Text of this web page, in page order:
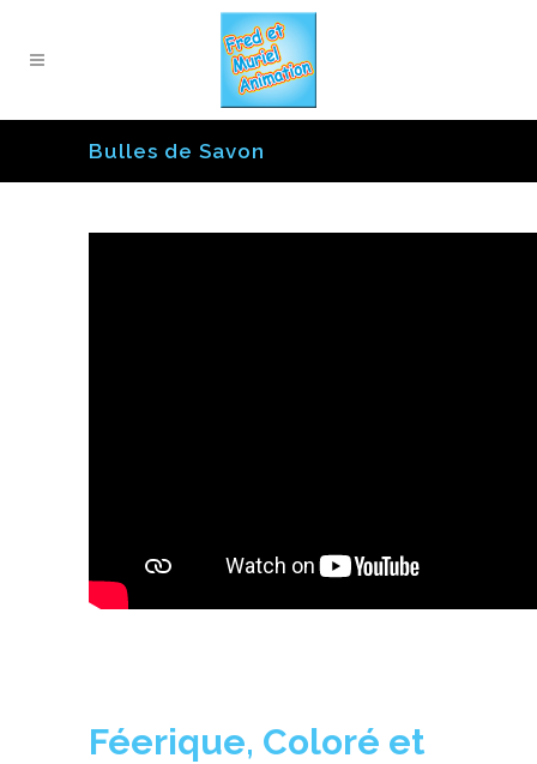
Bulles de Savon
Féerique, Coloré et